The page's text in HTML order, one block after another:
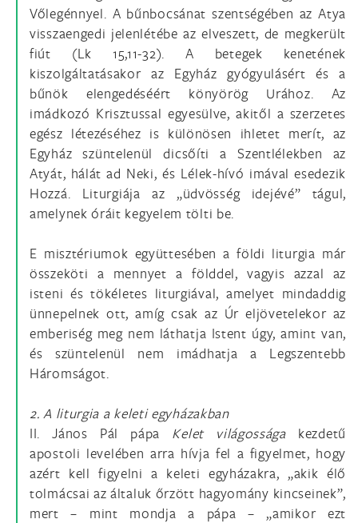
Vőlegénnyel. A bűnbocsánat szentségében az Atya
visszaengedi jelenlétébe az elveszett, de megkerült
fiút (Lk 15,11-32). A betegek kenetének
kiszolgáltatásakor az Egyház gyógyulásért és a
bűnök elengedéséért könyörög Urához. Az
imádkozó Krisztussal egyesülve, akitől a szerzetes
egész létezéséhez is különösen ihletet merít, az
Egyház szüntelenül dicsőíti a Szentlélekben az
Atyát, hálát ad Neki, és Lélek-hívó imával esedezik
Hozzá. Liturgiája az „üdvösség idejévé” tágul,
amelynek óráit kegyelem tölti be.
E misztériumok együttesében a földi liturgia már
összeköti a mennyet a földdel, vagyis azzal az
isteni és tökéletes liturgiával, amelyet mindaddig
ünnepelnek ott, amíg csak az Úr eljövetelekor az
emberiség meg nem láthatja Istent úgy, amint van,
és szüntelenül nem imádhatja a Legszentebb
Háromságot.
2. A liturgia a keleti egyházakban
II. János Pál pápa Kelet világosságakezdetű
apostoli levelében arra hívja fel a figyelmet, hogy
azért kell figyelni a keleti egyházakra, „akik élő
tolmácsai az általuk őrzött hagyomány kincseinek”,
mert – mint mondja a pápa – „amikor ezt